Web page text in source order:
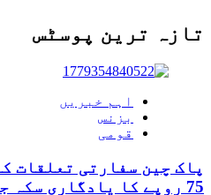
تازہ ترین پوسٹس
اہم خبریں
بزنس
قومی
75 روپے کا یادگاری سکہ جاری کرے گا